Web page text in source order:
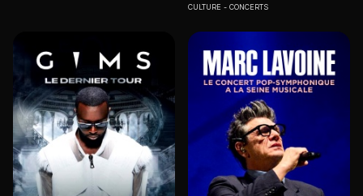
CULTURE CONCERTS